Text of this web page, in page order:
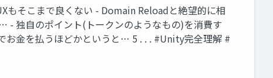
もそこまで良くない - Domain Reloadと絶望的に相
- 独自のポイント(トークンのようなもの)を消費す
金を払うほどかというと… 5 . . . #Unity完全理解 #